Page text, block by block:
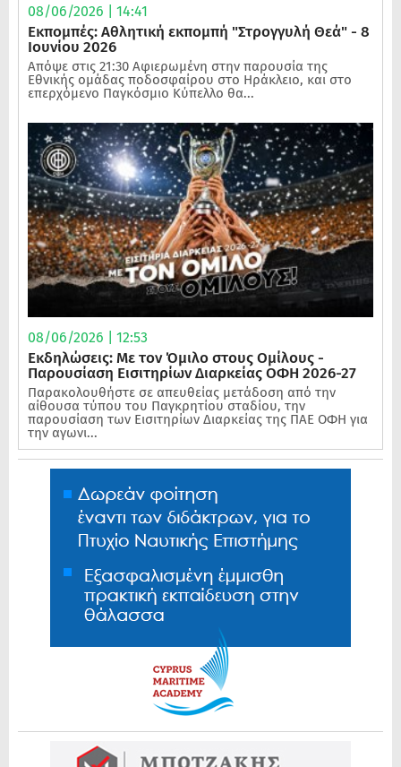
08/06/2026 | 14:41
Εκπομπές: Αθλητική εκπομπή "Στρογγυλή Θεά" - 8
Ιουνίου 2026
Απόψε στις 21:30 Αφιερωμένη στην παρουσία της
Εθνικής ομάδας ποδοσφαίρου στο Ηράκλειο, και στο
επερχόμενο Παγκόσμιο Κύπελλο θα...
08/06/2026 | 12:53
Εκδηλώσεις: Με τον Όμιλο στους Ομίλους -
Παρουσίαση Εισιτηρίων Διαρκείας ΟΦΗ 2026-27
Παρακολουθήστε σε απευθείας μετάδοση από την
αίθουσα τύπου του Παγκρητίου σταδίου, την
παρουσίαση των Εισιτηρίων Διαρκείας της ΠΑΕ ΟΦΗ για
την αγωνι...